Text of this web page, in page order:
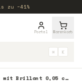
zu −41%
Portal Warenkorb
⌘ K
Schmidt Solitärring Gelbgold mit Brillant 0,05 ct für Damen – elegante Verlobungsschmuck in Wesselton-Weiß